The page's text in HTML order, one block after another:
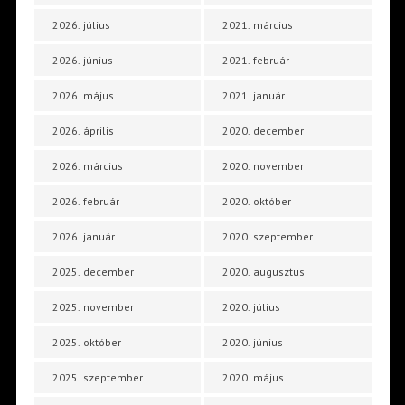
2026. július
2026. június
2026. május
2026. április
2026. március
2026. február
2026. január
2025. december
2025. november
2025. október
2025. szeptember
2021. március
2021. február
2021. január
2020. december
2020. november
2020. október
2020. szeptember
2020. augusztus
2020. július
2020. június
2020. május